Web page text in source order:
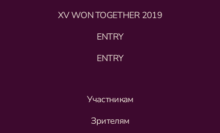
XV WON TOGETHER 2019
ENTRY
ENTRY
Участникам
Зрителям